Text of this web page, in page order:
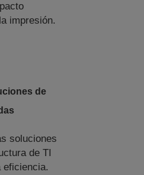
impresión.
de
soluciones
de TI
eficiencia.